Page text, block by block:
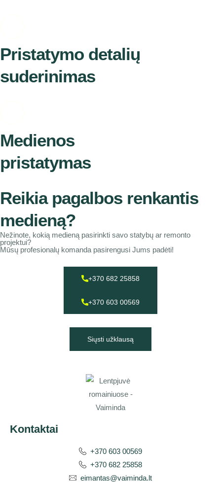
Pristatymo detalių
suderinimas
Medienos
pristatymas
Reikia pagalbos renkantis
medieną?
Nežinote, kokią medieną pasirinkti savo statybų ar remonto
projektui?
Mūsų profesionalų komanda pasirengusi Jums padėti!
+370 682 25858
+370 603 00569
Siųsti užklausą
Kontaktai
+370 603 00569
+370 682 25858
eimantas@vaiminda.lt